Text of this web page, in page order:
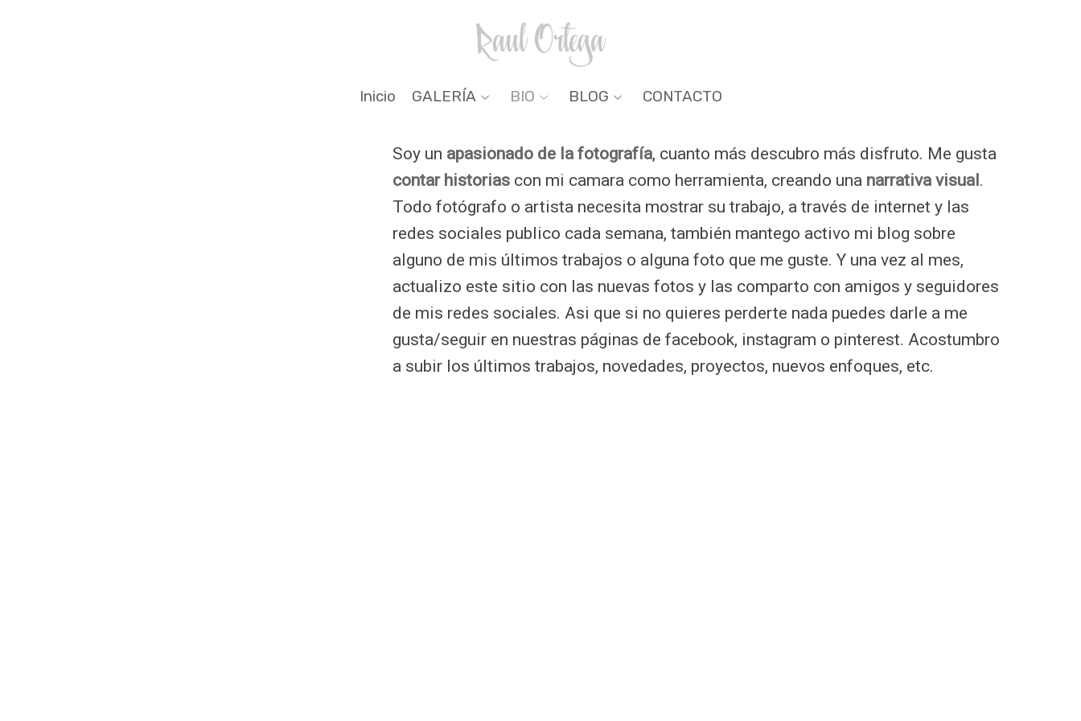
Inicio GALERÍA BIO BLOG CONTACTO
Soy un apasionado de la fotografía, cuanto más descubro más disfruto. Me gusta
contar historias con mi camara como herramienta, creando una narrativa visual .
Todo fotógrafo o artista necesita mostrar su trabajo, a través de internet y las
redes sociales publico cada semana, también mantego activo mi blog sobre
alguno de mis últimos trabajos o alguna foto que me guste. Y una vez al mes,
actualizo este sitio con las nuevas fotos y las comparto con amigos y seguidores
de mis redes sociales. Asi que si no quieres perderte nada puedes darle a me
gusta/seguir en nuestras páginas de facebook, instagram o pinterest. Acostumbro
a subir los últimos trabajos, novedades, proyectos, nuevos enfoques, etc.